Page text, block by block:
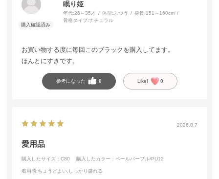
眠り姫
年代:26～35才 体型: ふつう 身長:151～160cm
骨格タイプ:ナチュラル
お買い物する度に毎回このブラックを購入してます。
ほんとにすきです。
参考になった 0 Like! 0
2026.8.7
愛用品
購入したサイズ：C80 購入したカラー：ペールパープル/PU12
着用感:ちょうどよい,しっかり盛れる